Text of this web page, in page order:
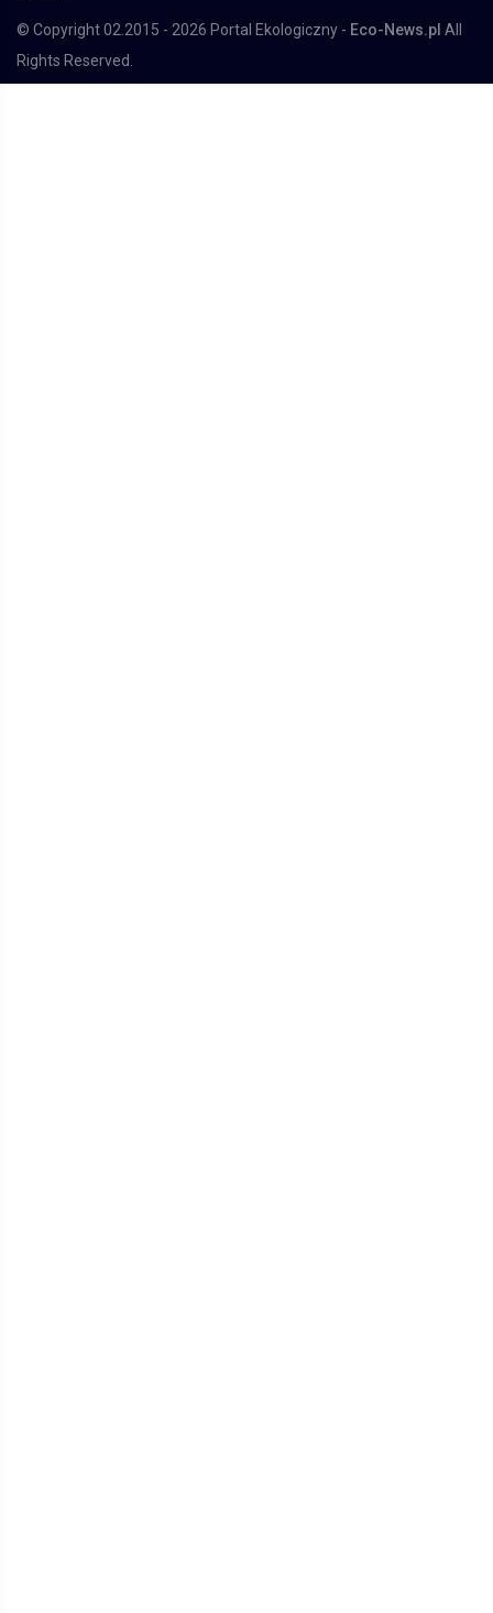
© Copyright 02.2015 - 2026 Portal Ekologiczny - Eco-News.pl All
Rights Reserved.